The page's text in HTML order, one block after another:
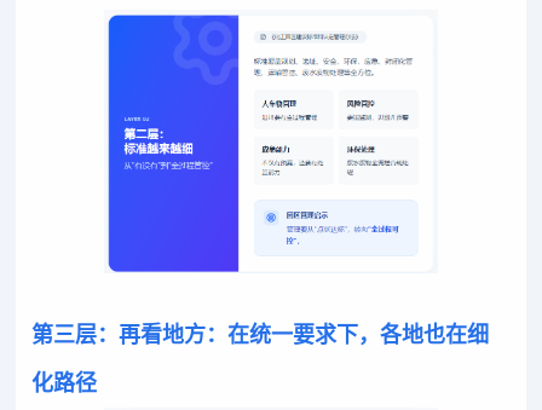
第三层：再看地方：在统一要求下，各地也在细
化路径